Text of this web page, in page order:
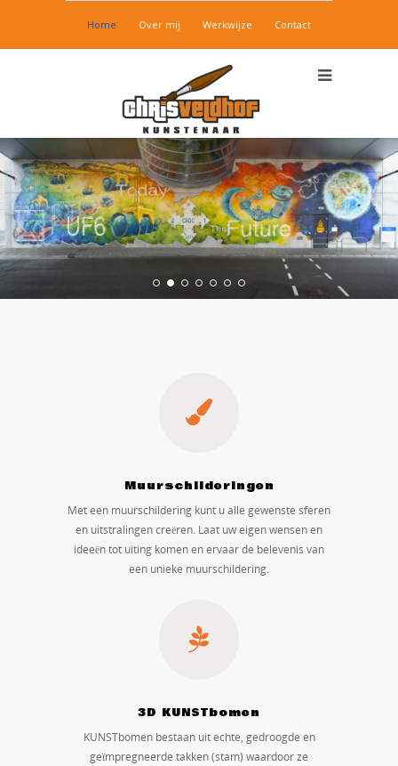
Home Over mij Werkwijze Contact
Muurschilderingen
Met een muurschildering kunt u alle gewenste sferen
en uitstralingen creëren. Laat uw eigen wensen en
ideeën tot uiting komen en ervaar de belevenis van
een unieke muurschildering.
3D KUNSTbomen
KUNSTbomen bestaan uit echte, gedroogde en
geïmpregneerde takken (stam) waardoor ze